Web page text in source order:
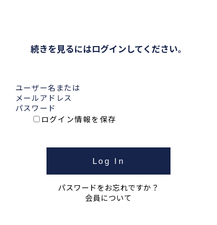
続きを見るにはログインしてください。
ユーザー名または
メールアドレス
パスワード
ログイン情報を保存
パスワードをお忘れですか？
会員について